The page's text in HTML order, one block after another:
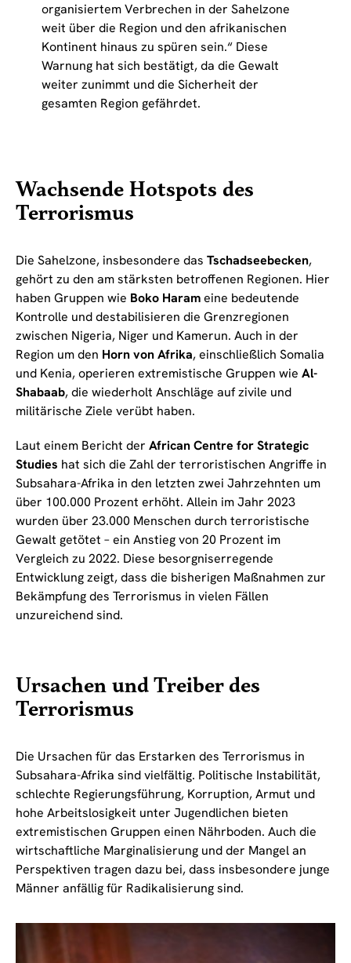
organisiertem Verbrechen in der Sahelzone
weit über die Region und den afrikanischen
Kontinent hinaus zu spüren sein.“ Diese
Warnung hat sich bestätigt, da die Gewalt
weiter zunimmt und die Sicherheit der
gesamten Region gefährdet.
Wachsende Hotspots des
Terrorismus
Die Sahelzone, insbesondere das Tschadseebecken,
gehört zu den am stärksten betroffenen Regionen. Hier
haben Gruppen wie Boko Harameine bedeutende
Kontrolle und destabilisieren die Grenzregionen
zwischen Nigeria, Niger und Kamerun. Auch in der
Region um den Horn von Afrika, einschließlich Somalia
und Kenia, operieren extremistische Gruppen wie Al-
Shabaab, die wiederholt Anschläge auf zivile und
militärische Ziele verübt haben.
Laut einem Bericht der African Centre for Strategic
Studies hat sich die Zahl der terroristischen Angriffe in
Subsahara-Afrika in den letzten zwei Jahrzehnten um
über 100.000 Prozent erhöht. Allein im Jahr 2023
wurden über 23.000 Menschen durch terroristische
Gewalt getötet – ein Anstieg von 20 Prozent im
Vergleich zu 2022. Diese besorgniserregende
Entwicklung zeigt, dass die bisherigen Maßnahmen zur
Bekämpfung des Terrorismus in vielen Fällen
unzureichend sind.
Ursachen und Treiber des
Terrorismus
Die Ursachen für das Erstarken des Terrorismus in
Subsahara-Afrika sind vielfältig. Politische Instabilität,
schlechte Regierungsführung, Korruption, Armut und
hohe Arbeitslosigkeit unter Jugendlichen bieten
extremistischen Gruppen einen Nährboden. Auch die
wirtschaftliche Marginalisierung und der Mangel an
Perspektiven tragen dazu bei, dass insbesondere junge
Männer anfällig für Radikalisierung sind.